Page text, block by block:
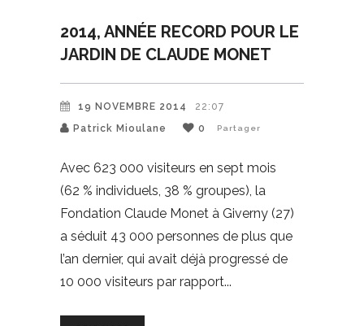
2014, ANNÉE RECORD POUR LE
JARDIN DE CLAUDE MONET
19 NOVEMBRE 2014
22:07
Patrick Mioulane
0 Partager
Avec 623 000 visiteurs en sept mois
(62 % individuels, 38 % groupes), la
Fondation Claude Monet à Giverny (27)
a séduit 43 000 personnes de plus que
l’an dernier, qui avait déjà progressé de
10 000 visiteurs par rapport